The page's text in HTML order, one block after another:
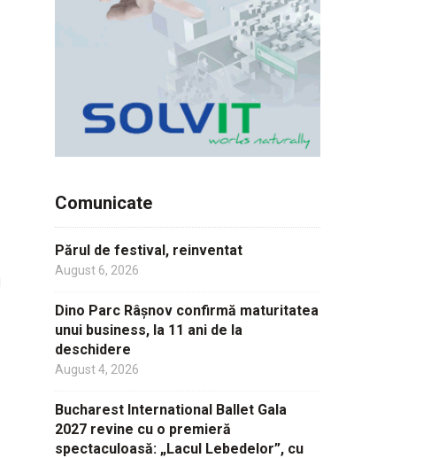
Comunicate
Părul de festival, reinventat
August 6, 2026
Dino Parc Râșnov confirmă maturitatea
unui business, la 11 ani de la
deschidere
August 4, 2026
Bucharest International Ballet Gala
2027 revine cu o premieră
spectaculoasă: „Lacul Lebedelor”, cu